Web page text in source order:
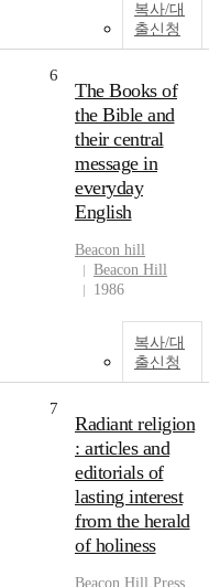
복사/대
출신청
6
The Books of
the Bible and
their central
message in
everyday
English
Beacon hill
Beacon Hill
1986
복사/대
출신청
7
Radiant religion
: articles and
editorials of
lasting interest
from the herald
of holiness
Beacon Hill Press